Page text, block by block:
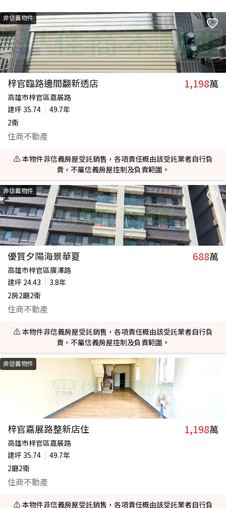
非信義物件
梓官臨路邊間翻新透店 1,198萬
高雄市梓官區嘉展路
建坪 35.74
49.7年
2衛
住商不動產
⚠️ 本物件非信義房屋受託銷售，各項責任概由該受託業者自行負
責，不屬信義房屋控制及負責範圍。
非信義物件
優質夕陽海景華夏 688萬
高雄市梓官區廣澤路
建坪 24.43
3.8年
2房2廳2衛
住商不動產
⚠️ 本物件非信義房屋受託銷售，各項責任概由該受託業者自行負
責，不屬信義房屋控制及負責範圍。
非信義物件
梓官嘉展路整新店住 1,198萬
高雄市梓官區嘉展路
建坪 35.74
49.7年
2廳2衛
住商不動產
⚠️ 本物件非信義房屋受託銷售，各項責任概由該受託業者自行負